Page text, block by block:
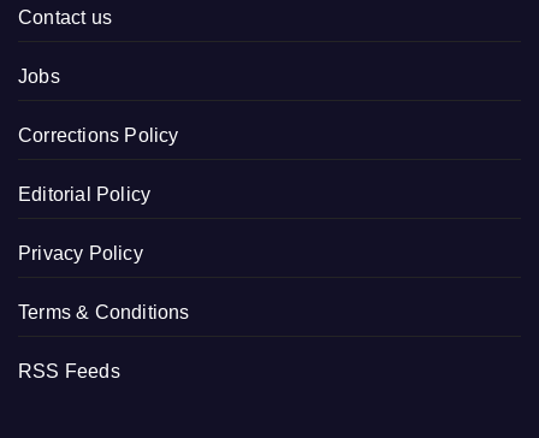
Contact us
Jobs
Corrections Policy
Editorial Policy
Privacy Policy
Terms & Conditions
RSS Feeds